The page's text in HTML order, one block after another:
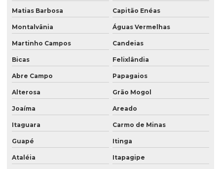
Matias Barbosa Capitão Enéas
Montalvânia Águas Vermelhas
Martinho Campos Candeias
Bicas Felixlândia
Abre Campo Papagaios
Alterosa Grão Mogol
Joaíma Areado
Itaguara Carmo de Minas
Guapé Itinga
Ataléia Itapagipe